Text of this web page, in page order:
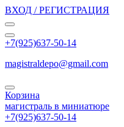
ВХОД / РЕГИСТРАЦИЯ
+7(925)637-50-14
magistraldepo@gmail.com
Корзина
магистраль в миниатюре
+7(925)637-50-14